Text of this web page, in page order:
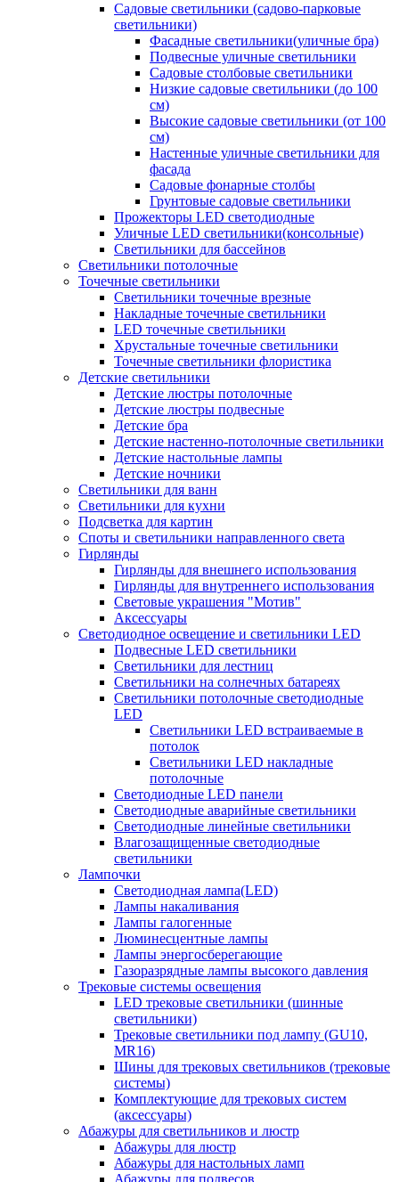
Садовые светильники (садово-парковые
светильники)
Фасадные светильники(уличные бра)
Подвесные уличные светильники
Садовые столбовые светильники
Низкие садовые светильники (до 100
см)
Высокие садовые светильники (от 100
см)
Настенные уличные светильники для
фасада
Садовые фонарные столбы
Грунтовые садовые светильники
Прожекторы LED светодиодные
Уличные LED светильники(консольные)
Светильники для бассейнов
Светильники потолочные
Точечные светильники
Светильники точечные врезные
Накладные точечные светильники
LED точечные светильники
Хрустальные точечные светильники
Точечные светильники флористика
Детские светильники
Детские люстры потолочные
Детские люстры подвесные
Детские бра
Детские настенно-потолочные светильники
Детские настольные лампы
Детские ночники
Светильники для ванн
Светильники для кухни
Подсветка для картин
Споты и светильники направленного света
Гирлянды
Гирлянды для внешнего использования
Гирлянды для внутреннего использования
Световые украшения "Мотив"
Аксессуары
Светодиодное освещение и светильники LED
Подвесные LED светильники
Светильники для лестниц
Светильники на солнечных батареях
Светильники потолочные светодиодные
LED
Cветильники LED встраиваемые в
потолок
Светильники LED накладные
потолочные
Светодиодные LED панели
Светодиодные аварийные светильники
Светодиодные линейные светильники
Влагозащищенные светодиодные
светильники
Лампочки
Светодиодная лампа(LED)
Лампы накаливания
Лампы галогенные
Люминесцентные лампы
Лампы энергосберегающие
Газоразрядные лампы высокого давления
Трековые системы освещения
LED трековые светильники (шинные
светильники)
Трековые светильники под лампу (GU10,
MR16)
Шины для трековых светильников (трековые
системы)
Комплектующие для трековых систем
(аксессуары)
Абажуры для светильников и люстр
Абажуры для люстр
Абажуры для настольных ламп
Абажуры для подвесов